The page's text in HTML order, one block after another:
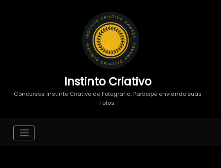
Instinto Criativo
Concursos Instinto Criativo de Fotografia. Participe enviando suas
fotos.